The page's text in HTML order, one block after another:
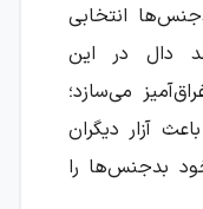
انتخابی
دال در این
می‌سازد؛
آزار دیگران
بدجنس‌ها را